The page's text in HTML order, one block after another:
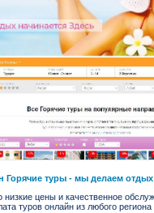
Горячие туры - мы делаем
низкие цены и качественное
туров онлайн из любого